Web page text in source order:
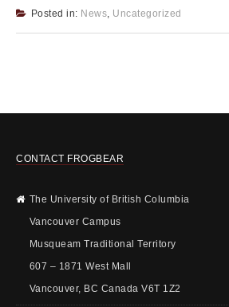
Posted in: News Uncategorized
CONTACT FROGBEAR
The University of British Columbia
Vancouver Campus
Musqueam Traditional Territory
607 – 1871 West Mall
Vancouver, BC Canada V6T 1Z2